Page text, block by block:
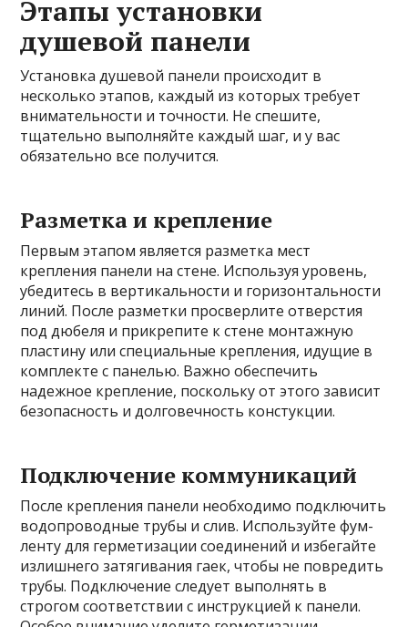
Этапы установки
душевой панели
Установка душевой панели происходит в
несколько этапов, каждый из которых требует
внимательности и точности. Не спешите,
тщательно выполняйте каждый шаг, и у вас
обязательно все получится.
Разметка и крепление
Первым этапом является разметка мест
крепления панели на стене. Используя уровень,
убедитесь в вертикальности и горизонтальности
линий. После разметки просверлите отверстия
под дюбеля и прикрепите к стене монтажную
пластину или специальные крепления, идущие в
комплекте с панелью. Важно обеспечить
надежное крепление, поскольку от этого зависит
безопасность и долговечность констукции.
Подключение коммуникаций
После крепления панели необходимо подключить
водопроводные трубы и слив. Используйте фум-
ленту для герметизации соединений и избегайте
излишнего затягивания гаек, чтобы не повредить
трубы. Подключение следует выполнять в
строгом соответствии с инструкцией к панели.